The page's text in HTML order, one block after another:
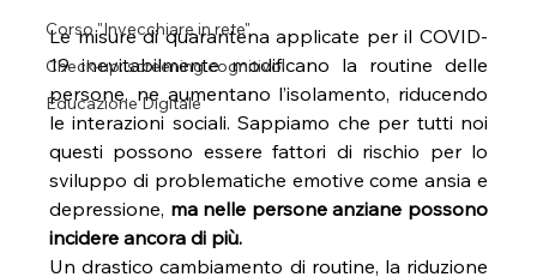
Corso "Invecchiare in rete"
Check-up: screening cognitivo!
Educazione Digitale
Le misure di quarantena applicate per il COVID-
19 inevitabilmente modificano la routine delle
persone, ne aumentano l’isolamento, riducendo
le interazioni sociali. Sappiamo che per tutti noi
questi possono essere fattori di rischio per lo
sviluppo di problematiche emotive come ansia e
depressione, ma nelle persone anziane possono
incidere ancora di più.
Un drastico cambiamento di routine, la riduzione